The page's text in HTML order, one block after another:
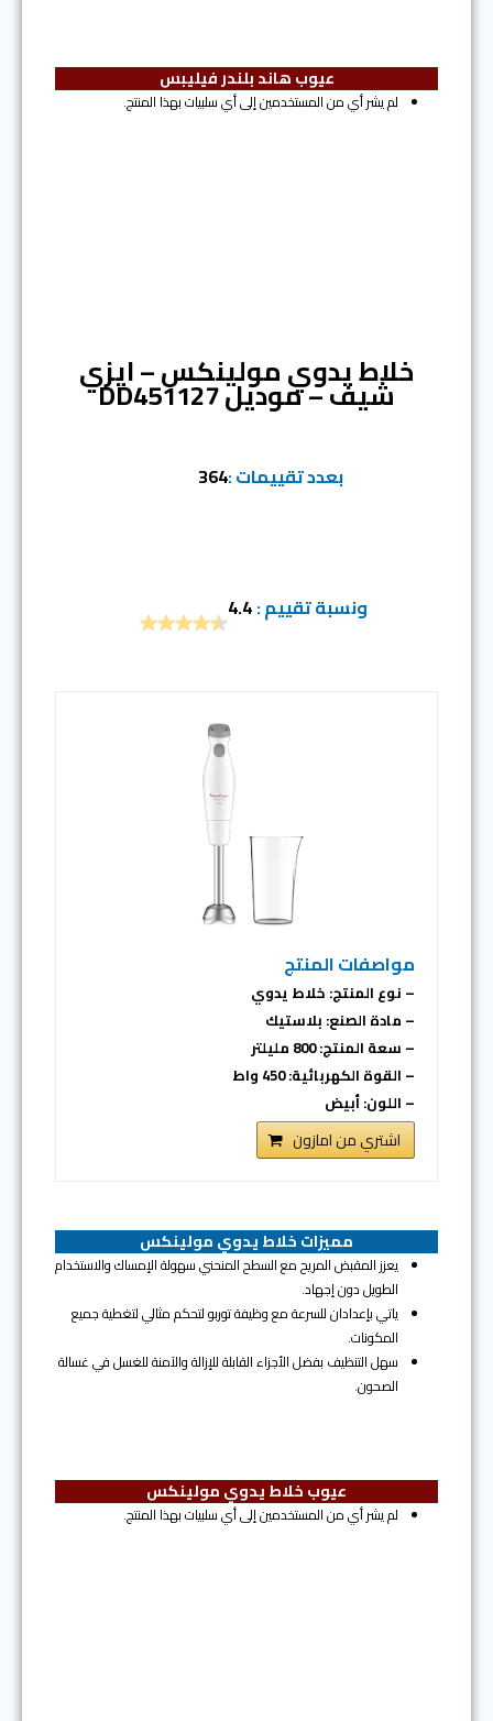
عيوب هاند بلندر فيليبس
لم يشر أي من المستخدمين إلى أي سلبيات بهذا المنتج.
خلاط يدوي مولينكس – ايزي
شيف – موديل DD451127
بعدد تقييمات :364
ونسبة تقييم :4.4
مواصفات المنتج
– نوع المنتج: خلاط يدوي
– مادة الصنع: بلاستيك
– سعة المنتج: 800 مليلتر
– القوة الكهربائية: 450 واط
– اللون: أبيض
اشتري من امازون
مميزات خلاط يدوي مولينكس
يعزز المقبض المريح مع السطح المنحني سهولة الإمساك والاستخدام
الطويل دون إجهاد.
ياتي بإعدادان للسرعة مع وظيفة توربو لتحكم مثالي لتغطية جميع
المكونات.
سهل التنظيف بفضل الأجزاء القابلة للإزالة والآمنة للغسل في غسالة
الصحون.
عيوب خلاط يدوي مولينكس
لم يشر أي من المستخدمين إلى أي سلبيات بهذا المنتج.